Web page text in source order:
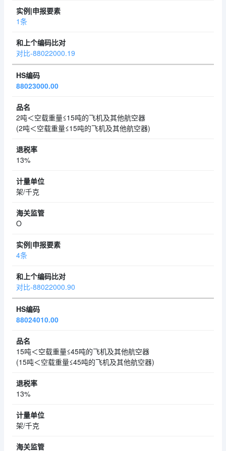
1条
对比-88022000.19
88023000.00
2吨＜空载重量≤15吨的飞机及其他航空器
(2吨＜空载重量≤15吨的飞机及其他航空器)
13%
架/千克
O
4条
对比-88022000.90
88024010.00
15吨＜空载重量≤45吨的飞机及其他航空器
(15吨＜空载重量≤45吨的飞机及其他航空器)
13%
架/千克